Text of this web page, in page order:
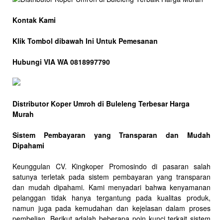
Kontak Kami
Klik Tombol dibawah Ini Untuk Pemesanan
Hubungi VIA WA 0818997790
Distributor Koper Umroh di Buleleng Terbesar Harga
Murah
Sistem Pembayaran yang Transparan dan Mudah
Dipahami
Keunggulan CV. Kingkoper Promosindo di pasaran salah
satunya terletak pada sistem pembayaran yang transparan
dan mudah dipahami. Kami menyadari bahwa kenyamanan
pelanggan tidak hanya tergantung pada kualitas produk,
namun juga pada kemudahan dan kejelasan dalam proses